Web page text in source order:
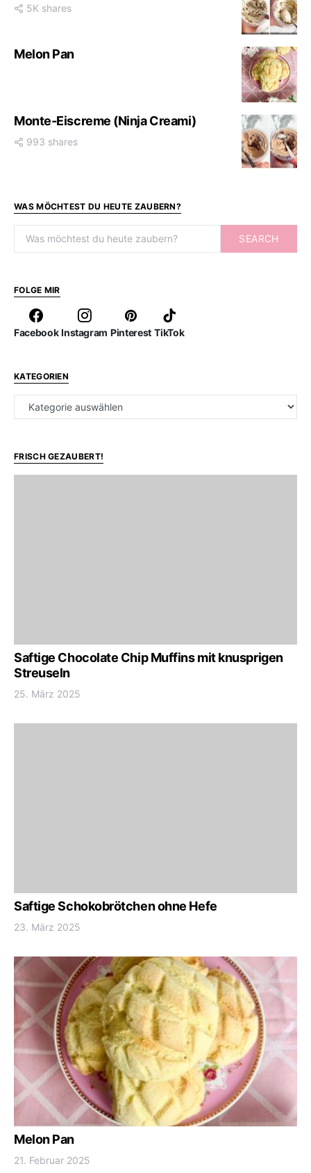
5K shares
Melon Pan
Monte-Eiscreme (Ninja Creami)
993 shares
WAS MÖCHTEST DU HEUTE ZAUBERN?
SEARCH
FOLGE MIR
Facebook Instagram Pinterest TikTok
KATEGORIEN
Kategorien
FRISCH GEZAUBERT!
Saftige Chocolate Chip Muffins mit knusprigen
Streuseln
25. März 2025
Saftige Schokobrötchen ohne Hefe
23. März 2025
Melon Pan
21. Februar 2025